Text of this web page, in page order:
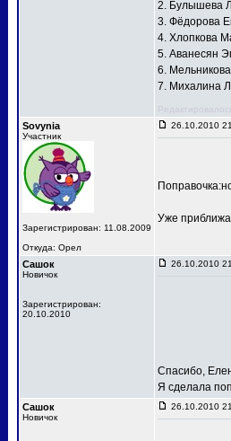
2. Булышева
3. Фёдорова
4. Хлопкова
5. Аванесян
6.
7. Михалина
Sovynia
Участник
Зарегистрирован: 11.08.2009
Откуда: Орел
26.10.2010
Уже
Сашок
Новичок
Зарегистрирован:
20.10.2010
26.10.2010
Спасибо,
Я сделала
Сашок
Новичок
26.10.2010